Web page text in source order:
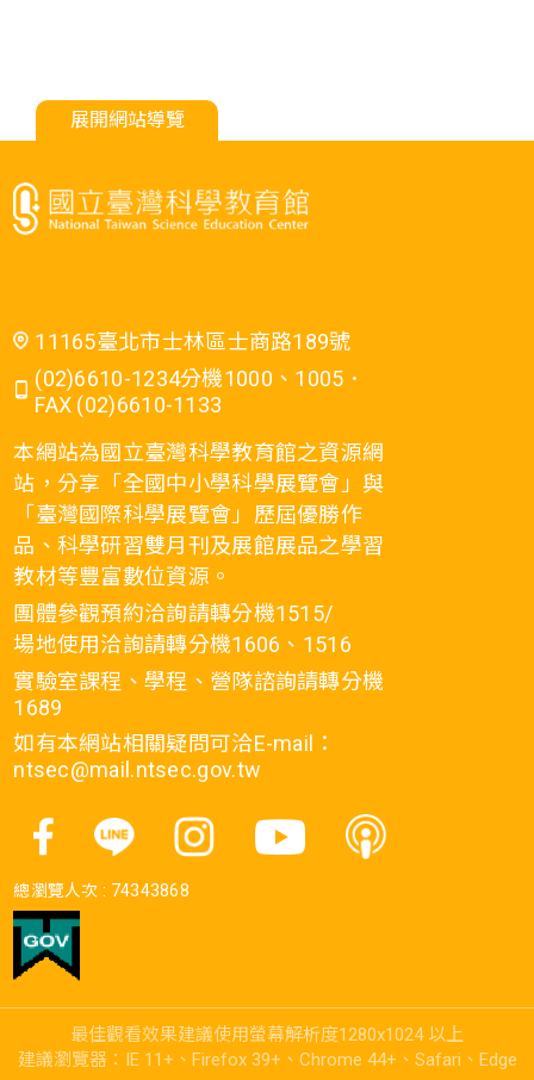
展開網站導覽
11165臺北市士林區士商路189號
(02)6610-1234分機1000、1005．
FAX (02)6610-1133
本網站為國立臺灣科學教育館之資源網
站，分享「全國中小學科學展覽會」與
「臺灣國際科學展覽會」歷屆優勝作
品、科學研習雙月刊及展館展品之學習
教材等豐富數位資源。
團體參觀預約洽詢請轉分機1515/
場地使用洽詢請轉分機1606、1516
實驗室課程、學程、營隊諮詢請轉分機
1689
如有本網站相關疑問可洽E-mail：
ntsec@mail.ntsec.gov.tw
總瀏覽人次 : 74343868
最佳觀看效果建議使用螢幕解析度1280x1024 以上
建議瀏覽器：IE 11+、Firefox 39+、Chrome 44+、Safari、Edge